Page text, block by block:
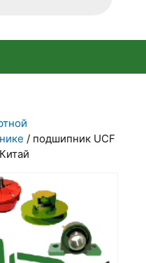
/ подшипник UCF